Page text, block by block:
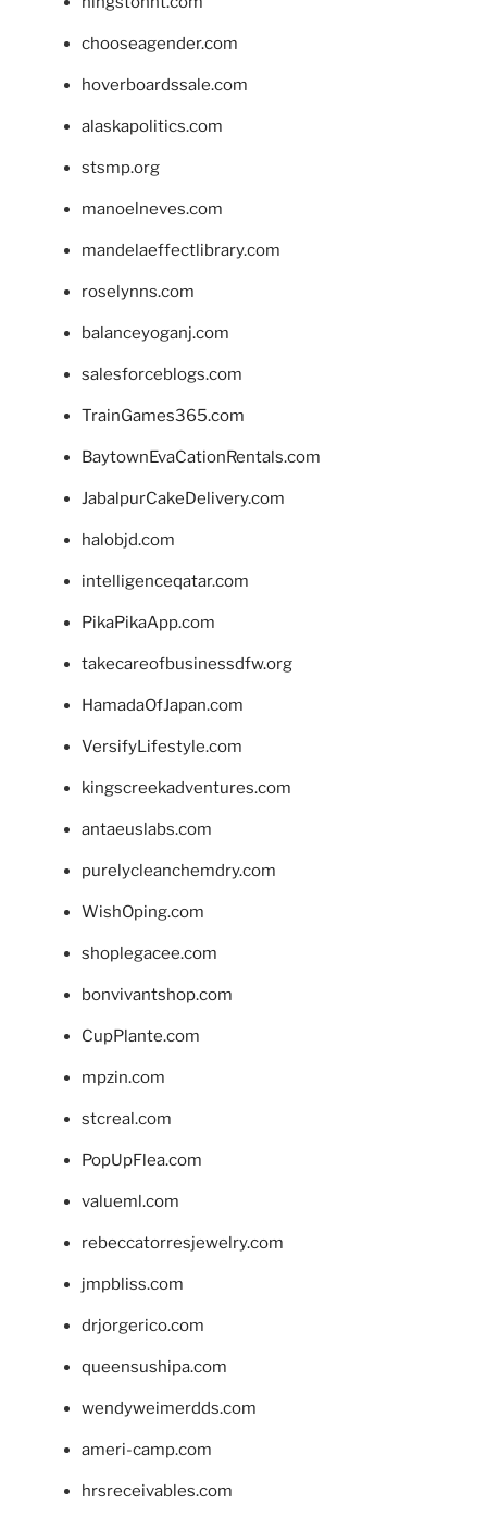
chooseagender.com
hoverboardssale.com
alaskapolitics.com
stsmp.org
manoelneves.com
mandelaeffectlibrary.com
roselynns.com
balanceyoganj.com
salesforceblogs.com
TrainGames365.com
BaytownEvaCationRentals.com
JabalpurCakeDelivery.com
halobjd.com
intelligenceqatar.com
PikaPikaApp.com
takecareofbusinessdfw.org
HamadaOfJapan.com
VersifyLifestyle.com
kingscreekadventures.com
antaeuslabs.com
purelycleanchemdry.com
WishOping.com
shoplegacee.com
bonvivantshop.com
CupPlante.com
mpzin.com
stcreal.com
PopUpFlea.com
valueml.com
rebeccatorresjewelry.com
jmpbliss.com
drjorgerico.com
queensushipa.com
wendyweimerdds.com
ameri-camp.com
hrsreceivables.com